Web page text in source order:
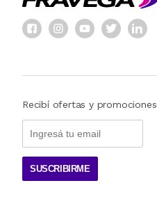
Recibí ofertas y promociones
SUSCRIBIRME